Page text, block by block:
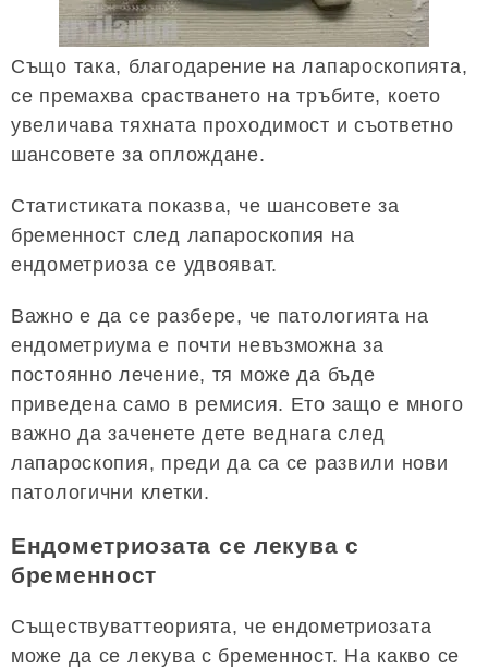
Също така, благодарение на лапароскопията,
се премахва срастването на тръбите, което
увеличава тяхната проходимост и съответно
шансовете за оплождане.
Статистиката показва, че шансовете за
бременност след лапароскопия на
ендометриоза се удвояват.
Важно е да се разбере, че патологията на
ендометриума е почти невъзможна за
постоянно лечение, тя може да бъде
приведена само в ремисия. Ето защо е много
важно да заченете дете веднага след
лапароскопия, преди да са се развили нови
патологични клетки.
Ендометриозата се лекува с
бременност
Съществуваттеорията, че ендометриозата
може да се лекува с бременност. На какво се